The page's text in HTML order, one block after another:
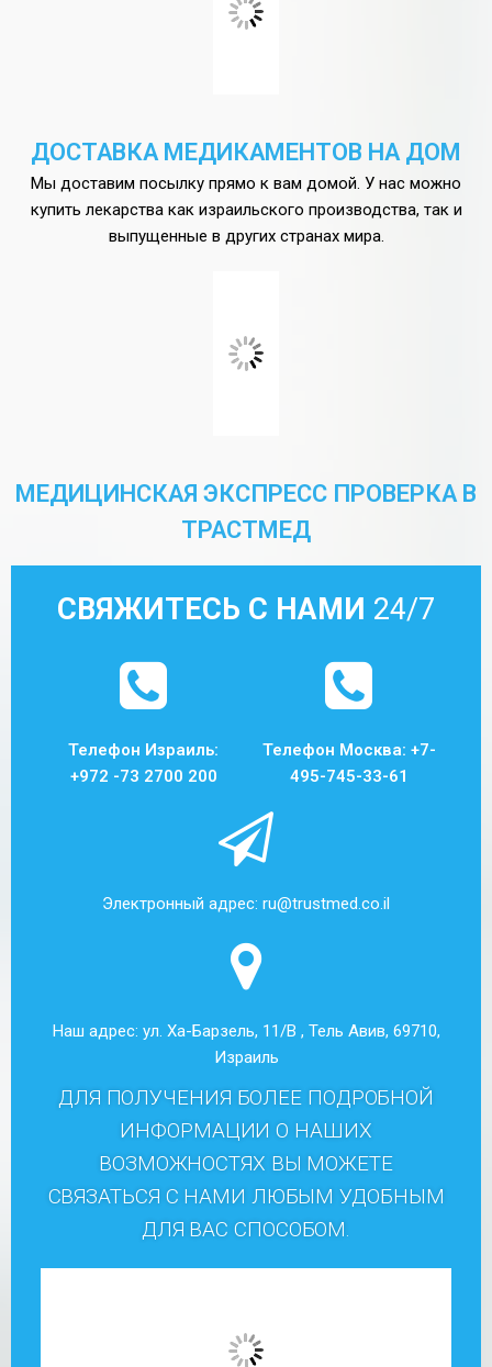
ДОСТАВКА МЕДИКАМЕНТОВ НА ДОМ
Мы доставим посылку прямо к вам домой. У нас можно
купить лекарства как израильского производства, так и
выпущенные в других странах мира.
МЕДИЦИНСКАЯ ЭКСПРЕСС ПРОВЕРКА В
ТРАСТМЕД
СВЯЖИТЕСЬ С НАМИ 24/7
Телефон Израиль:
+972 -73 2700 200
Телефон Москва: +7-
495-745-33-61
Электронный адрес: ru@trustmed.co.il
Наш адрес: ул. Ха-Барзель, 11/В , Тель Авив, 69710,
Израиль
ДЛЯ ПОЛУЧЕНИЯ БОЛЕЕ ПОДРОБНОЙ
ИНФОРМАЦИИ О НАШИХ
ВОЗМОЖНОСТЯХ ВЫ МОЖЕТЕ
СВЯЗАТЬСЯ С НАМИ ЛЮБЫМ УДОБНЫМ
ДЛЯ ВАС СПОСОБОМ.